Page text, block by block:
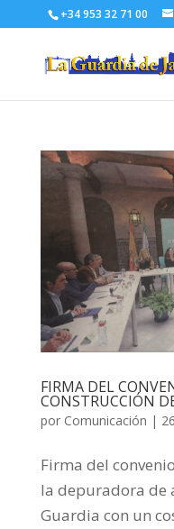
+34 953 32 71 00
FIRMA DEL
CONSTRUCCIÓN
por Comunicación |
Firma del
la depuradora de
Guardia con un